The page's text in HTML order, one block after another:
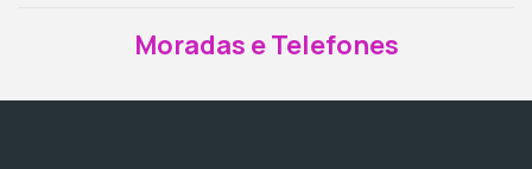
Moradas e Telefones